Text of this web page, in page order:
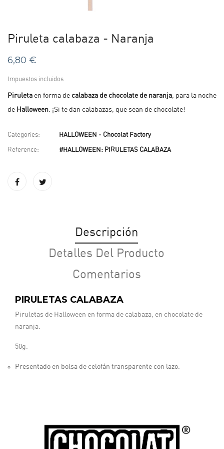
Piruleta calabaza - Naranja
6,80 €
Impuestos incluidos
Piruleta en forma de calabaza de chocolate de naranja, para la noche
de Halloween. ¡Si te dan calabazas, que sean de chocolate!
Categories: HALLOWEEN - Chocolat Factory
Reference: #HALLOWEEN: PIRULETAS CALABAZA
Descripción
Detalles Del Producto
Comentarios
PIRULETAS CALABAZA
Piruletas de Halloween en forma de calabaza, en chocolate de
naranja.
50g.
Presentado en bolsa de celofán transparente con lazo.